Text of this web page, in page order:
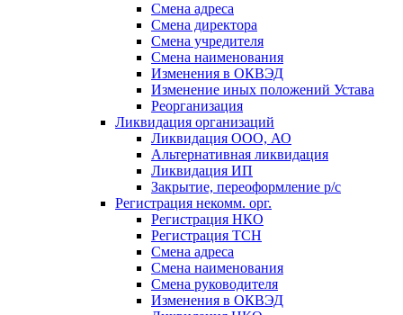
Смена адреса
Смена директора
Cмена учредителя
Смена наименования
Изменения в ОКВЭД
Изменение иных положений Устава
Реорганизация
Ликвидация организаций
Ликвидация ООО, АО
Альтернативная ликвидация
Ликвидация ИП
Закрытие, переоформление р/с
Регистрация некомм. орг.
Регистрация НКО
Регистрация ТСН
Смена адреса
Смена наименования
Смена руководителя
Изменения в ОКВЭД